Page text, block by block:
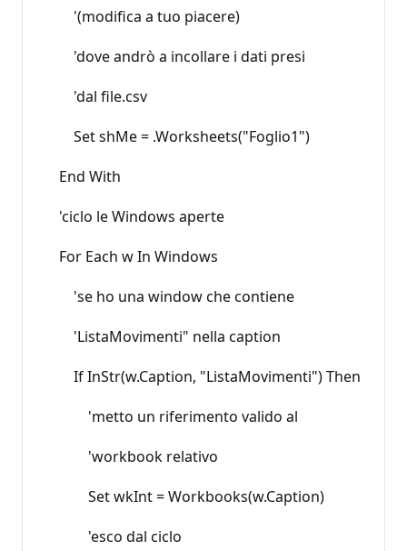
'(modifica a tuo piacere)
'dove andrò a incollare i dati presi
'dal file.csv
Set shMe = .Worksheets("Foglio1")
End With
'ciclo le Windows aperte
For Each w In Windows
'se ho una window che contiene
'ListaMovimenti" nella caption
If InStr(w.Caption, "ListaMovimenti") Then
'metto un riferimento valido al
'workbook relativo
Set wkInt = Workbooks(w.Caption)
'esco dal ciclo